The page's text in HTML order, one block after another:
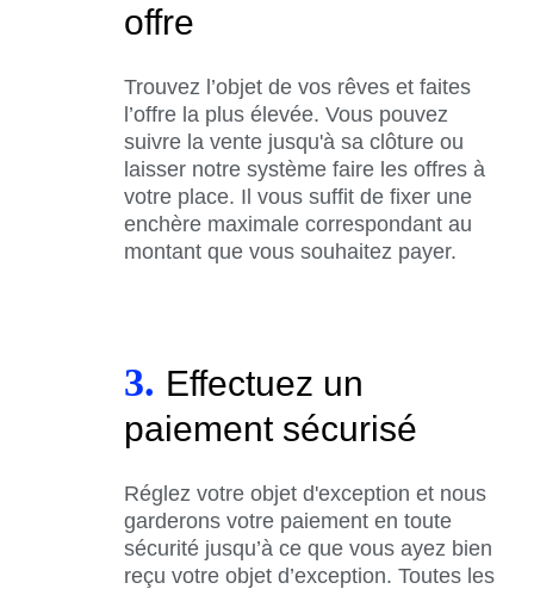
offre
Trouvez l’objet de vos rêves et faites
l’offre la plus élevée. Vous pouvez
suivre la vente jusqu'à sa clôture ou
laisser notre système faire les offres à
votre place. Il vous suffit de fixer une
enchère maximale correspondant au
montant que vous souhaitez payer.
3. Effectuez un
paiement sécurisé
Réglez votre objet d'exception et nous
garderons votre paiement en toute
sécurité jusqu’à ce que vous ayez bien
reçu votre objet d’exception. Toutes les